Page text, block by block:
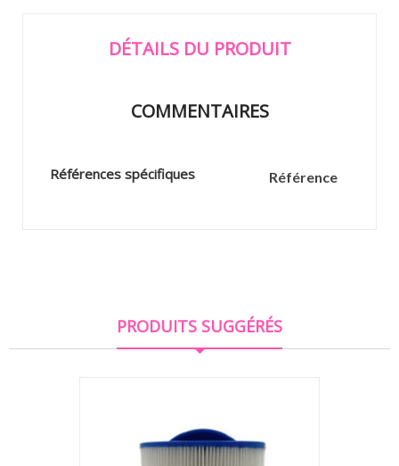
DÉTAILS DU PRODUIT
COMMENTAIRES
Référence
Références spécifiques
PRODUITS SUGGÉRÉS